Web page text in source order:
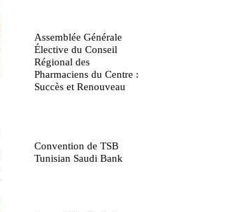
Assemblée Générale
Élective du Conseil
Régional des
Pharmaciens du Centre :
Succès et Renouveau
Convention de TSB
Tunisian Saudi Bank